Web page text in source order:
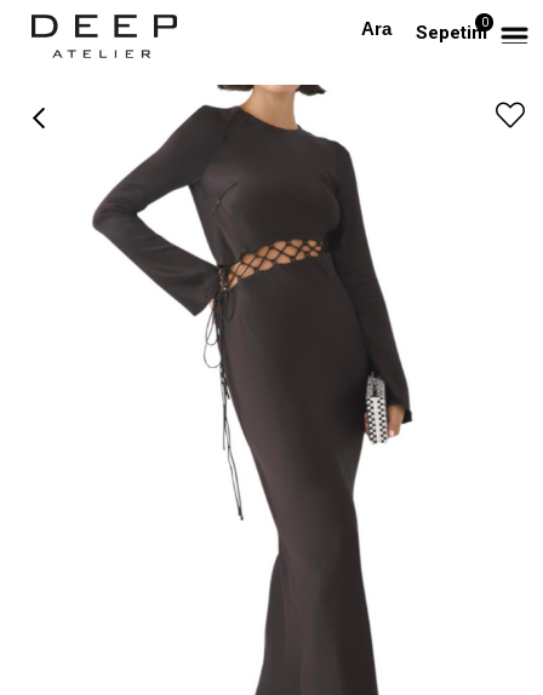
Sepetim0
Anasayfa TÜM ELBİSELER Beli İp Detaylı Siyah Saten Maksi Tasarım Elbise